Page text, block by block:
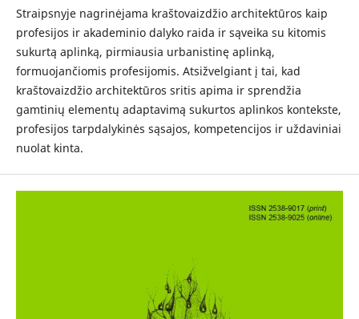
Straipsnyje nagrinėjama kraštovaizdžio architektūros kaip
profesijos ir akademinio dalyko raida ir sąveika su kitomis
sukurtą aplinką, pirmiausia urbanistinę aplinką,
formuojančiomis profesijomis. Atsižvelgiant į tai, kad
kraštovaizdžio architektūros sritis apima ir sprendžia
gamtinių elementų adaptavimą sukurtos aplinkos kontekste,
profesijos tarpdalykinės sąsajos, kompetencijos ir uždaviniai
nuolat kinta.